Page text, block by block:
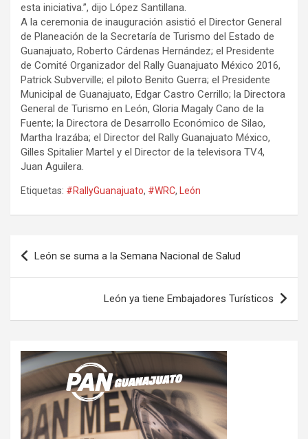
esta iniciativa.”, dijo López Santillana.
A la ceremonia de inauguración asistió el Director General
de Planeación de la Secretaría de Turismo del Estado de
Guanajuato, Roberto Cárdenas Hernández; el Presidente
de Comité Organizador del Rally Guanajuato México 2016,
Patrick Subverville; el piloto Benito Guerra; el Presidente
Municipal de Guanajuato, Edgar Castro Cerrillo; la Directora
General de Turismo en León, Gloria Magaly Cano de la
Fuente; la Directora de Desarrollo Económico de Silao,
Martha Irazába; el Director del Rally Guanajuato México,
Gilles Spitalier Martel y el Director de la televisora TV4,
Juan Aguilera.
Etiquetas: #RallyGuanajuato, #WRC, León
Navegación
de
León se suma a la Semana Nacional de Salud
León ya tiene Embajadores Turísticos